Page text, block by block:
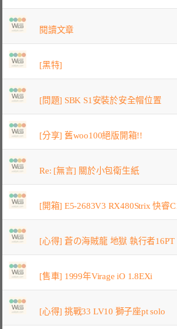
閱讀文章
[黑特]
[問題] SBK S1安裝於安全帽位置
[分享] 舊woo100絕版開箱!!
Re: [無言] 關於小包衛生紙
[開箱] E5-2683V3 RX480Strix 快睿
[心得] 蒼の海賊龍 地獄 執行者16PT
[售車] 1999年Virage iO 1.8EXi
[心得] 挑戰33 LV10 獅子座pt solo